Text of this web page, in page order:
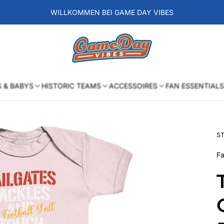
WILLKOMMEN BEI GAME DAY VIBES
Laden-
Logo
& BABYS HISTORIC TEAMS ACCESSOIRES FAN ESSENTIALS